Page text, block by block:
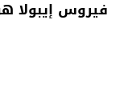
فيروس إيبولا